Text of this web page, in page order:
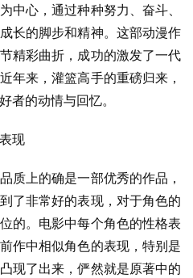
中心，通过种种努力、奋斗、
长的脚步和精神。这部动漫作
精彩曲折，成功的激发了一代
年来，灌篮高手的重磅归来，
者的动情与回忆。
现
质上的确是一部优秀的作品，
了非常好的表现，对于角色的
的。电影中每个角色的性格表
作中相似角色的表现，特别是
现了出来，俨然就是原著中的